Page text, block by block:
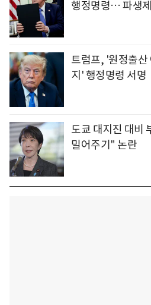
행정명령… 파생
트럼프, '원정출산
지' 행정명령 서명
도쿄 대지진 대비
밀어주기" 논란